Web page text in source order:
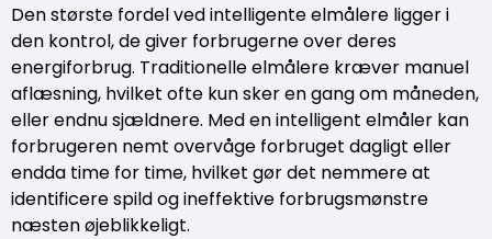
Den største fordel ved intelligente elmålere ligger i
den kontrol, de giver forbrugerne over deres
energiforbrug. Traditionelle elmålere kræver manuel
aflæsning, hvilket ofte kun sker en gang om måneden,
eller endnu sjældnere. Med en intelligent elmåler kan
forbrugeren nemt overvåge forbruget dagligt eller
endda time for time, hvilket gør det nemmere at
identificere spild og ineffektive forbrugsmønstre
næsten øjeblikkeligt.